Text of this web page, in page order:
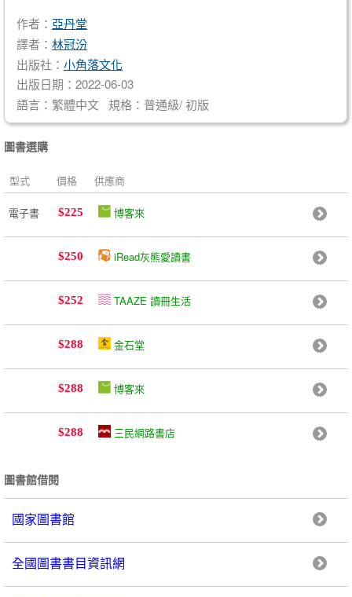
作者： 亞丹堂
譯者： 林冠汾
出版社： 小角落文化
出版日期：2022-06-03
語言：繁體中文 規格：普通級/ 初版
圖書選購
型式 價格 供應商
電子書 $225 博客來
$250 iRead灰熊愛讀書
$252 TAAZE 讀冊生活
$288 金石堂
$288 博客來
$288 三民網路書店
圖書館借閱
國家圖書館
全國圖書書目資訊網